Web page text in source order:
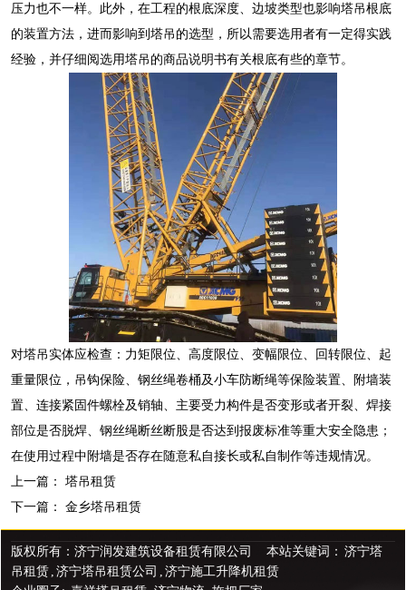
压力也不一样。此外，在工程的根底深度、边坡类型也影响塔吊根底
的装置方法，进而影响到塔吊的选型，所以需要选用者有一定得实践
经验，并仔细阅选用塔吊的商品说明书有关根底有些的章节。
对塔吊实体应检查：力矩限位、高度限位、变幅限位、回转限位、起
重量限位，吊钩保险、钢丝绳卷桶及小车防断绳等保险装置、附墙装
置、连接紧固件螺栓及销轴、主要受力构件是否变形或者开裂、焊接
部位是否脱焊、钢丝绳断丝断股是否达到报废标准等重大安全隐患；
在使用过程中附墙是否存在随意私自接长或私自制作等违规情况。
上一篇：塔吊租赁
下一篇：金乡塔吊租赁
版权所有：济宁润发建筑设备租赁有限公司 本站关键词： 济宁塔
吊租赁 济宁塔吊租赁公司
济宁施工升降机租赁